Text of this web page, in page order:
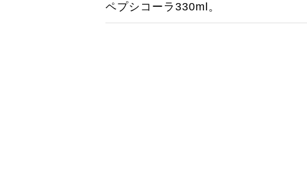
ペプシコーラ330ml。